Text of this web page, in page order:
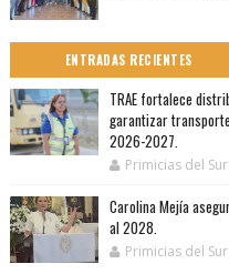
ENTRADAS RECIENTES
TRAE fortalece
garantizar
2026-2027.
Primicias del Sur
Carolina Mejía
al 2028.
Primicias del Sur